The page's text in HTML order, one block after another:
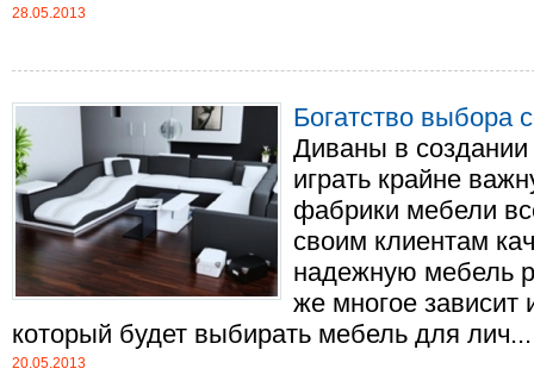
28.05.2013
Богатство выбора
Диваны в создании
играть крайне
фабрики мебели
своим клиентам
надежную мебель
же многое зависит
который будет выбирать мебель для
20.05.2013